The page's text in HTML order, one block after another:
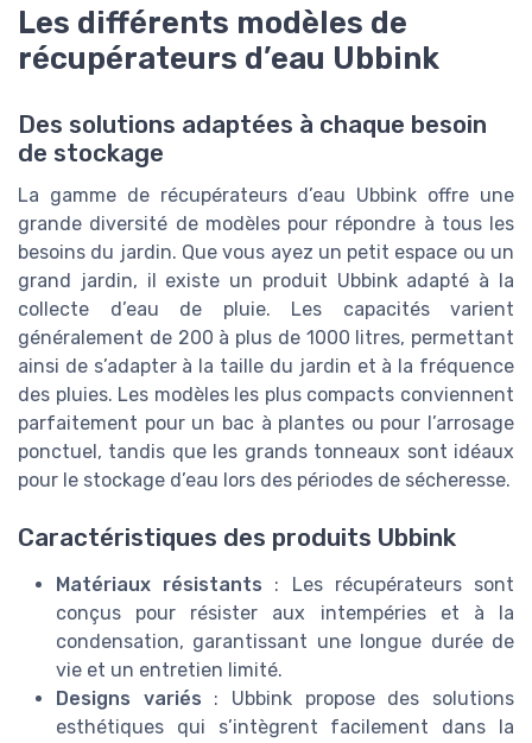
Les différents modèles de
récupérateurs d’eau Ubbink
Des solutions adaptées à chaque besoin
de stockage
La gamme de récupérateurs d’eau Ubbink offre une
grande diversité de modèles pour répondre à tous les
besoins du jardin. Que vous ayez un petit espace ou un
grand jardin, il existe un produit Ubbink adapté à la
collecte d’eau de pluie. Les capacités varient
généralement de 200 à plus de 1000 litres, permettant
ainsi de s’adapter à la taille du jardin et à la fréquence
des pluies. Les modèles les plus compacts conviennent
parfaitement pour un bac à plantes ou pour l’arrosage
ponctuel, tandis que les grands tonneaux sont idéaux
pour le stockage d’eau lors des périodes de sécheresse.
Caractéristiques des produits Ubbink
Matériaux résistants : Les récupérateurs sont
conçus pour résister aux intempéries et à la
condensation, garantissant une longue durée de
vie et un entretien limité.
Designs variés : Ubbink propose des solutions
esthétiques qui s’intègrent facilement dans la